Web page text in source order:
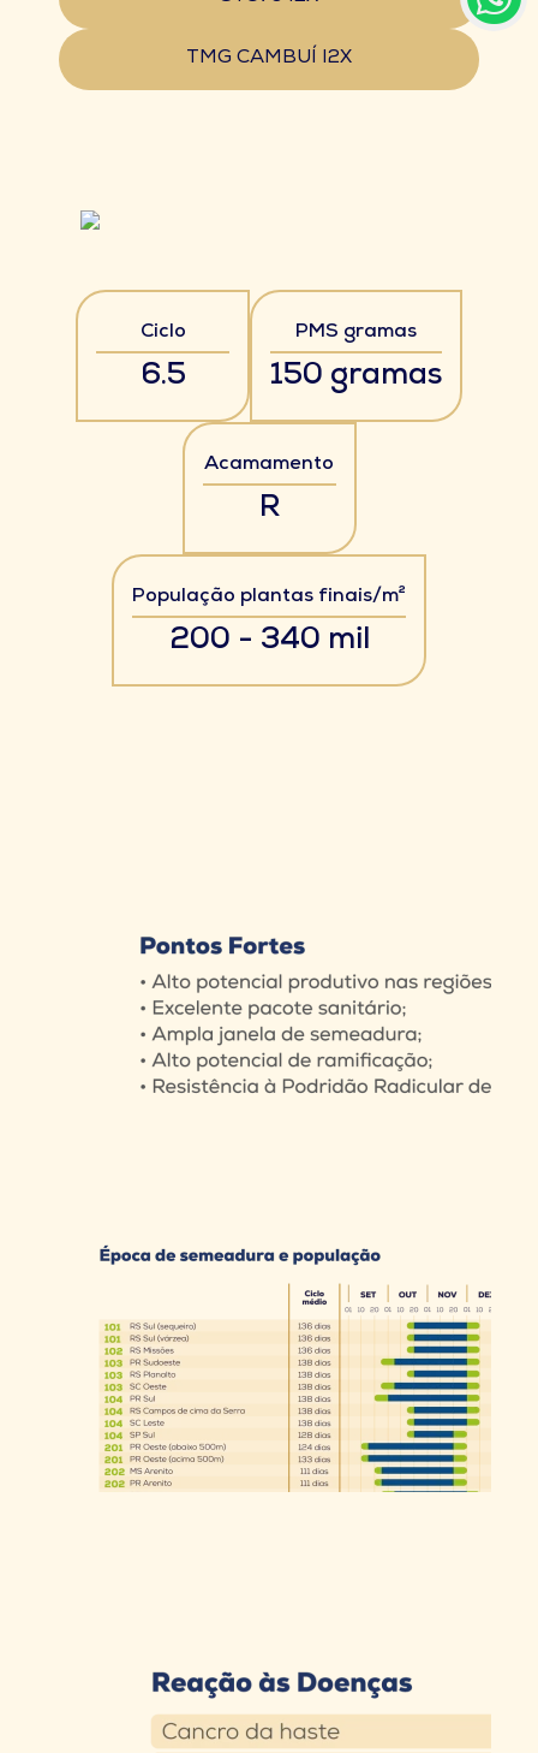
TMG CAMBUÍ I2X
Ciclo
6.5
PMS gramas
150 gramas
Acamamento
R
População plantas finais/m²
200 - 340 mil